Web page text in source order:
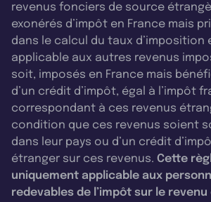
revenus fonciers de source
exonérés d’impôt en France mais
dans le calcul du taux
applicable aux autres revenus
soit, imposés en France mais
d’un crédit d’impôt, égal à l’impôt
correspondant à ces revenus
condition que ces revenus soient
dans leur pays ou d’un crédit
étranger sur ces revenus. Cette
uniquement applicable aux
redevables de l’impôt sur le revenu